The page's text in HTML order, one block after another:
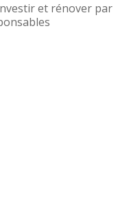
et rénover par